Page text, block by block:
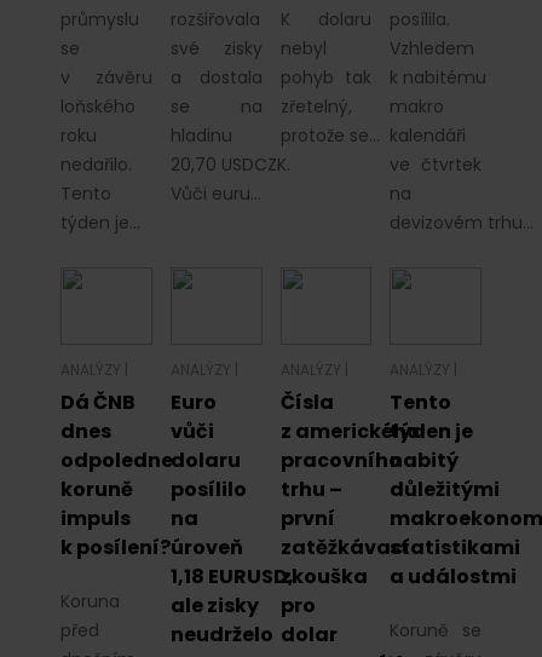
průmyslu
se
v závěru
loňského
roku
nedařilo.
Tento
týden je…
rozšiřovala
své zisky
a dostala
se na
hladinu
20,70 USDCZK.
Vůči euru…
K dolaru
nebyl
pohyb tak
zřetelný,
protože se…
posílila.
Vzhledem
k nabitému
makro
kalendáři
ve čtvrtek
na
devizovém trhu…
ANALÝZY
Dá ČNB
dnes
odpoledne
koruně
impuls
k posílení?
Koruna
před
ANALÝZY
Euro
vůči
dolaru
posílilo
na
úroveň
1,18 EURUSD,
ale zisky
neudrželo
ANALÝZY
Čísla
z amerického
pracovního
trhu –
první
zatěžkávací
zkouška
pro
dolar
ANALÝZY
Tento
týden je
nabitý
důležitými
statistikami
a událostmi
Koruně se